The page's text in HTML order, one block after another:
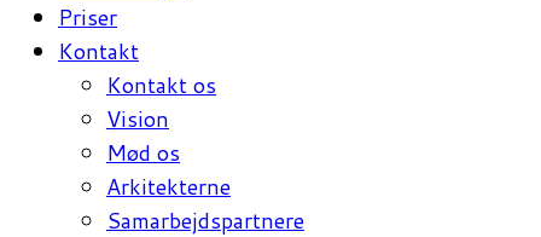
Priser
Kontakt
Kontakt os
Vision
Mød os
Arkitekterne
Samarbejdspartnere